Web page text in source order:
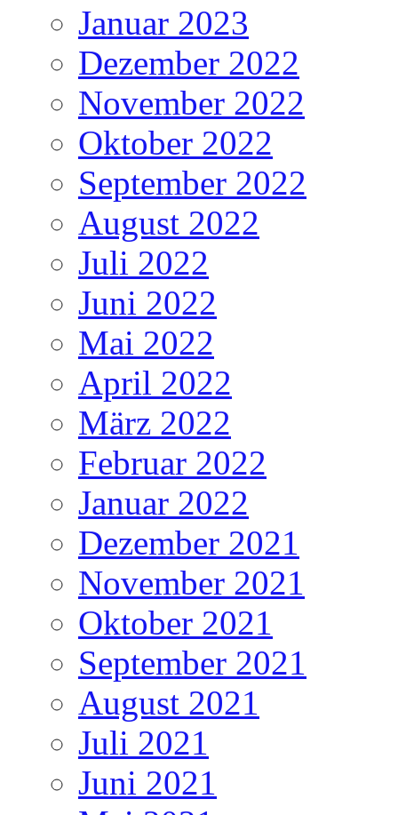
Januar 2023
Dezember 2022
November 2022
Oktober 2022
September 2022
August 2022
Juli 2022
Juni 2022
Mai 2022
April 2022
März 2022
Februar 2022
Januar 2022
Dezember 2021
November 2021
Oktober 2021
September 2021
August 2021
Juli 2021
Juni 2021